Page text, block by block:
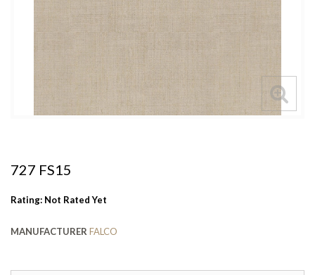
727 FS15
Rating: Not Rated Yet
MANUFACTURERFALCO